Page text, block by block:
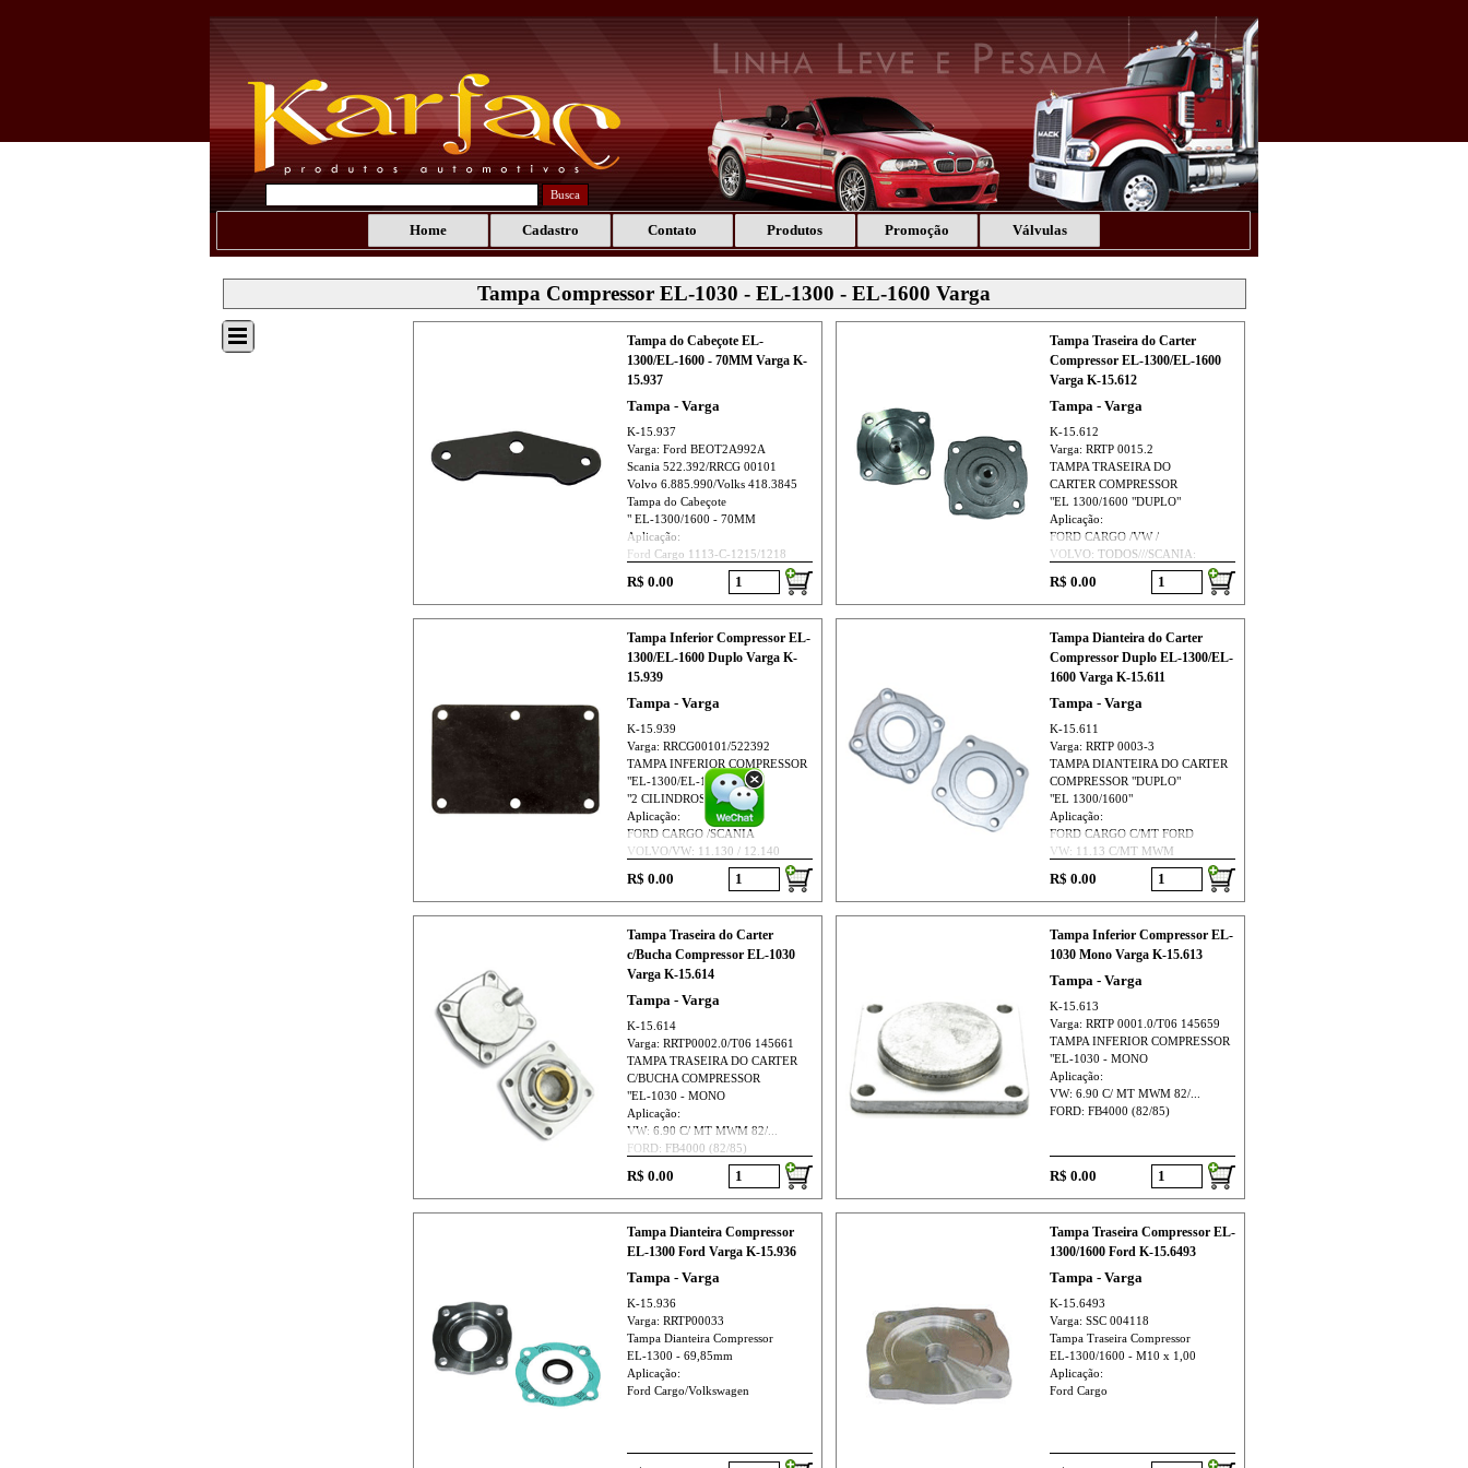
Busca
Home Cadastro Contato Produtos Promoção Válvulas
Tampa Compressor EL-1030 - EL-1300 - EL-1600 Varga
Tampa do Cabeçote EL-
1300/EL-1600 - 70MM Varga K-
15.937
Tampa - Varga
K-15.937
Varga: Ford BEOT2A992A
Scania 522.392/RRCG 00101
Volvo 6.885.990/Volks 418.3845
Tampa do Cabeçote
" EL-1300/1600 - 70MM
Aplicação:
Ford Cargo 1113-C-1215/1218
R$ 0.00
Tampa Traseira do Carter
Compressor EL-1300/EL-1600
Varga K-15.612
Tampa - Varga
K-15.612
Varga: RRTP 0015.2
TAMPA TRASEIRA DO
CARTER COMPRESSOR
"EL 1300/1600 "DUPLO"
Aplicação:
FORD CARGO /VW /
VOLVO: TODOS///SCANIA:
R$ 0.00
Tampa Inferior Compressor EL-
1300/EL-1600 Duplo Varga K-
15.939
Tampa - Varga
K-15.939
Varga: RRCG00101/522392
TAMPA INFERIOR COMPRESSOR
"EL-1300/EL-1600
"2 CILINDROS"
Aplicação:
FORD CARGO /SCANIA
VOLVO/VW: 11.130 / 12.140
R$ 0.00
Tampa Dianteira do Carter
Compressor Duplo EL-1300/EL-
1600 Varga K-15.611
Tampa - Varga
K-15.611
Varga: RRTP 0003-3
TAMPA DIANTEIRA DO CARTER
COMPRESSOR "DUPLO"
"EL 1300/1600"
Aplicação:
FORD CARGO C/MT FORD
VW: 11.13 C/MT MWM
R$ 0.00
Tampa Traseira do Carter
c/Bucha Compressor EL-1030
Varga K-15.614
Tampa - Varga
K-15.614
Varga: RRTP0002.0/T06 145661
TAMPA TRASEIRA DO CARTER
C/BUCHA COMPRESSOR
"EL-1030 - MONO
Aplicação:
VW: 6.90 C/ MT MWM 82/...
FORD: FB4000 (82/85)
R$ 0.00
Tampa Inferior Compressor EL-
1030 Mono Varga K-15.613
Tampa - Varga
K-15.613
Varga: RRTP 0001.0/T06 145659
TAMPA INFERIOR COMPRESSOR
"EL-1030 - MONO
Aplicação:
VW: 6.90 C/ MT MWM 82/...
FORD: FB4000 (82/85)
R$ 0.00
Tampa Dianteira Compressor
EL-1300 Ford Varga K-15.936
Tampa - Varga
K-15.936
Varga: RRTP00033
Tampa Dianteira Compressor
EL-1300 - 69,85mm
Aplicação:
Ford Cargo/Volkswagen
Tampa Traseira Compressor EL-
1300/1600 Ford K-15.6493
Tampa - Varga
K-15.6493
Varga: SSC 004118
Tampa Traseira Compressor
EL-1300/1600 - M10 x 1,00
Aplicação:
Ford Cargo